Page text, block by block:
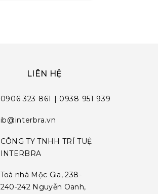
LIÊN HỆ
0906 323 861 | 0938 951 939
ib@interbra.vn
CÔNG TY TNHH TRÍ TUỆ
INTERBRA
Toà nhà Mộc Gia, 238-
240-242 Nguyễn Oanh,